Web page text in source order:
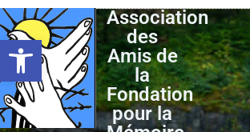
Ouvrir la barre d’outils
Association
des
Amis de
la
Fondation
pour la